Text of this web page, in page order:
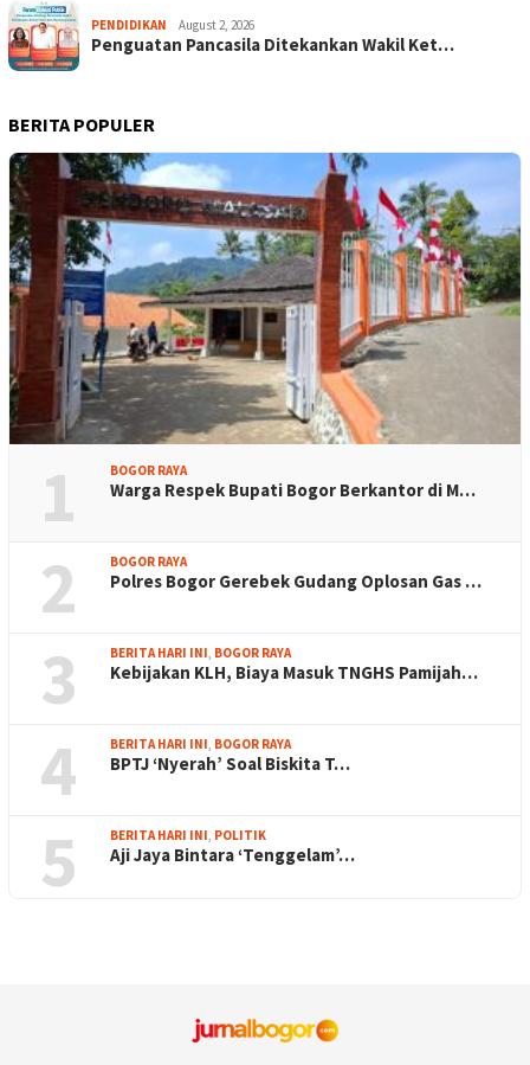
PENDIDIKAN August 2, 2026
Penguatan Pancasila Ditekankan Wakil Ket…
BERITA POPULER
1 BOGOR RAYA
Warga Respek Bupati Bogor Berkantor di M…
2 BOGOR RAYA
Polres Bogor Gerebek Gudang Oplosan Gas …
3 BERITA HARI INI, BOGOR RAYA
Kebijakan KLH, Biaya Masuk TNGHS Pamijah…
4 BERITA HARI INI, BOGOR RAYA
BPTJ ‘Nyerah’ Soal Biskita T…
5 BERITA HARI INI, POLITIK
Aji Jaya Bintara ‘Tenggelam’…